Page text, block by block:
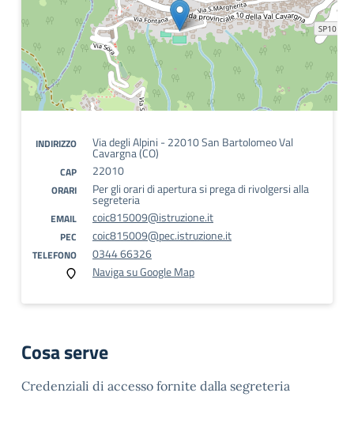
INDIRIZZO Via degli Alpini - 22010 San Bartolomeo Val
Cavargna (CO)
CAP 22010
ORARI Per gli orari di apertura si prega di rivolgersi alla
segreteria
EMAIL coic815009@istruzione.it
PEC coic815009@pec.istruzione.it
TELEFONO
0344 66326
Naviga su Google Map
Cosa serve
Credenziali di accesso fornite dalla segreteria